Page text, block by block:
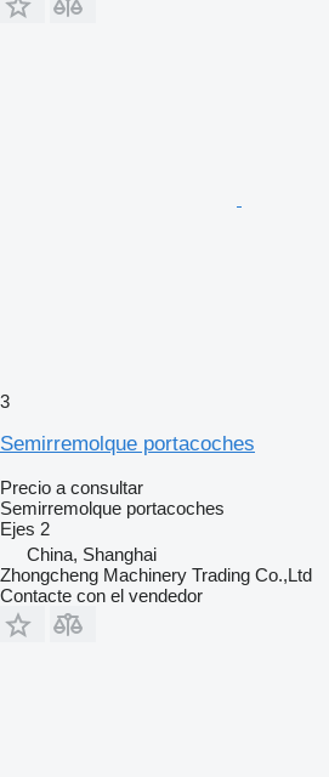
3
Semirremolque portacoches
Precio a consultar
Semirremolque portacoches
Ejes 2
China, Shanghai
Zhongcheng Machinery Trading Co.,Ltd
Contacte con el vendedor